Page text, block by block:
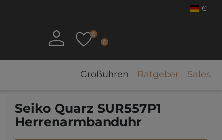
€
0
0
Großuhren Ratgeber Sales
Seiko Quarz SUR557P1
Herrenarmbanduhr